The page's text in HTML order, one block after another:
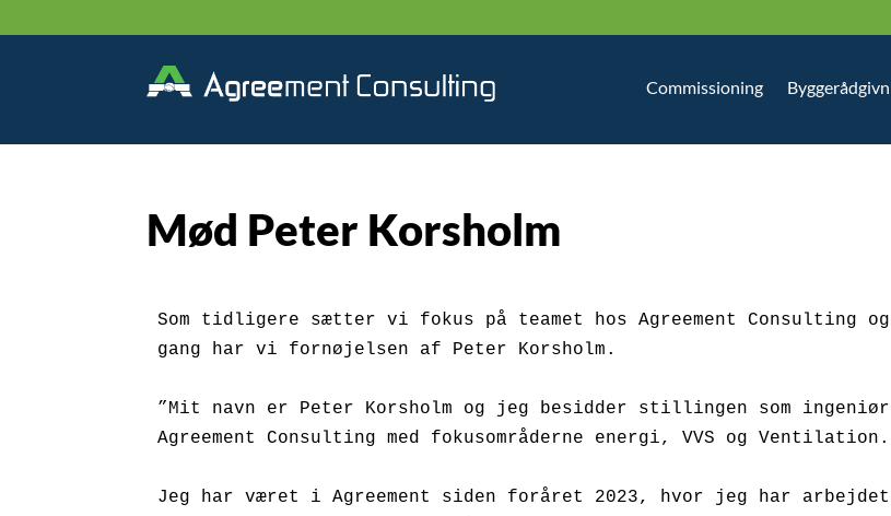
Commissioning
Mød Peter Korsholm
Som tidligere sætter vi fokus på teamet hos Agreement Consulting og
gang har vi fornøjelsen af Peter Korsholm.
”Mit navn er Peter Korsholm og jeg besidder stillingen som ingeniør
Agreement Consulting med fokusområderne energi, VVS og Ventilation.
Jeg har været i Agreement siden foråret 2023, hvor jeg har arbejdet